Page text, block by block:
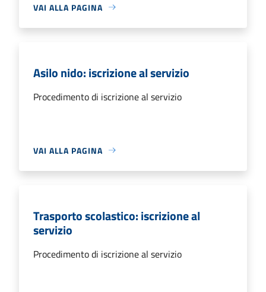
VAI ALLA PAGINA
Asilo nido: iscrizione al servizio
Procedimento di iscrizione al servizio
VAI ALLA PAGINA
Trasporto scolastico: iscrizione al
servizio
Procedimento di iscrizione al servizio